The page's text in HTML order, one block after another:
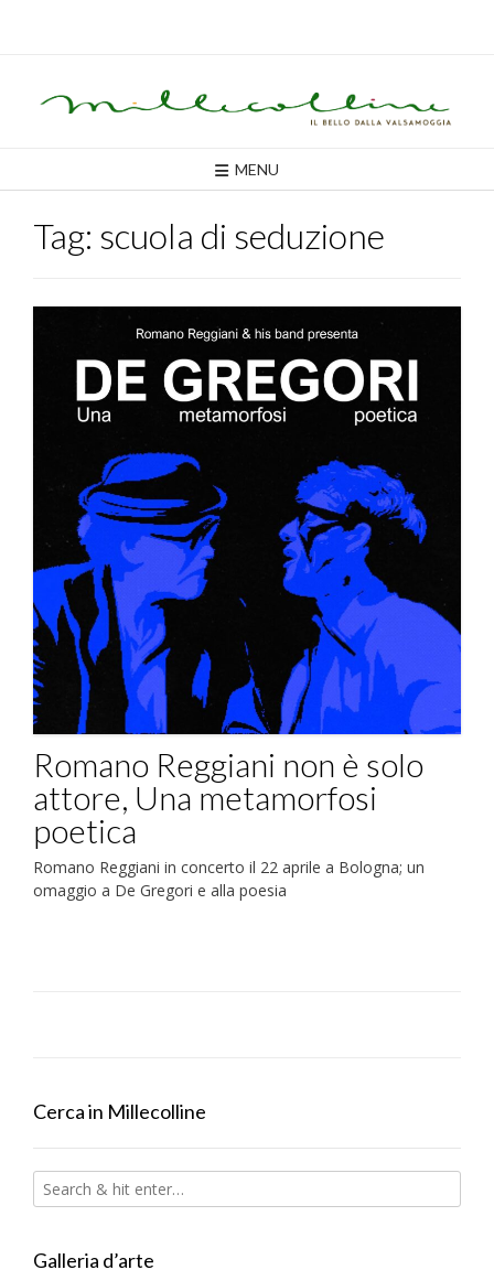
MENU
Tag: scuola di seduzione
Romano Reggiani non è solo
attore, Una metamorfosi
poetica
Romano Reggiani in concerto il 22 aprile a Bologna; un
omaggio a De Gregori e alla poesia
Cerca in Millecolline
Galleria d’arte